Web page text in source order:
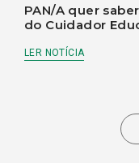
PAN/A quer
do Cuidador
LER NOTÍCIA